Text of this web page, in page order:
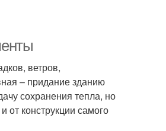
ветров,
– придание зданию
сохранения тепла, но
от конструкции самого